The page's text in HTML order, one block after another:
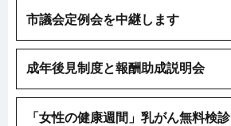
市議会定例会を中継します
成年後見制度と報酬助成説明会
「女性の健康週間」乳がん無料検診